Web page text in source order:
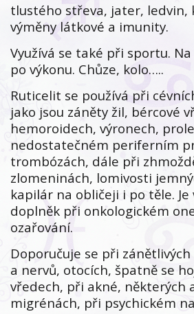
tlustého střeva, jater, ledvin,
výměny látkové a imunity.
Využívá se také při sportu.
po výkonu. Chůze, kolo…..
Ruticelit se používá při
jako jsou záněty žil, bércové
hemoroidech, výronech,
nedostatečném periferním
trombózách, dále při
zlomeninách, lomivosti
kapilár na obličeji i po těle. Je
doplněk při onkologickém
ozařování.
Doporučuje se při
a nervů, otocích, špatně se
vředech, při akné, některých
migrénách, při psychickém